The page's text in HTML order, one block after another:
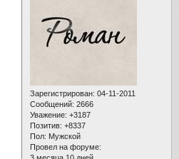
Зарегистрирован: 04-11-2011
Сообщений: 2666
Уважение: +3187
Позитив: +8337
Пол: Мужской
Провел на форуме: